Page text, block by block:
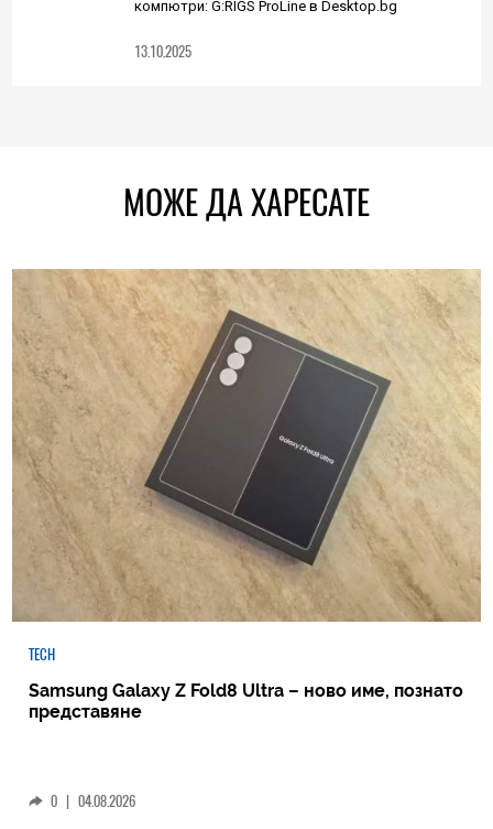
компютри: G:RIGS ProLine в Desktop.bg
13.10.2025
МОЖЕ ДА ХАРЕСАТЕ
TECH
Samsung Galaxy Z Fold8 Ultra – ново име, познато
представяне
0 | 04.08.2026